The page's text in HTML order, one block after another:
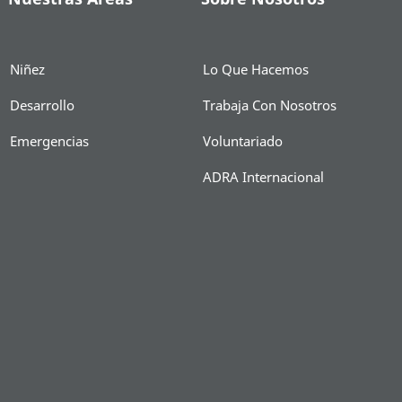
Niñez
Desarrollo
Emergencias
Lo Que Hacemos
Trabaja Con Nosotros
Voluntariado
ADRA Internacional